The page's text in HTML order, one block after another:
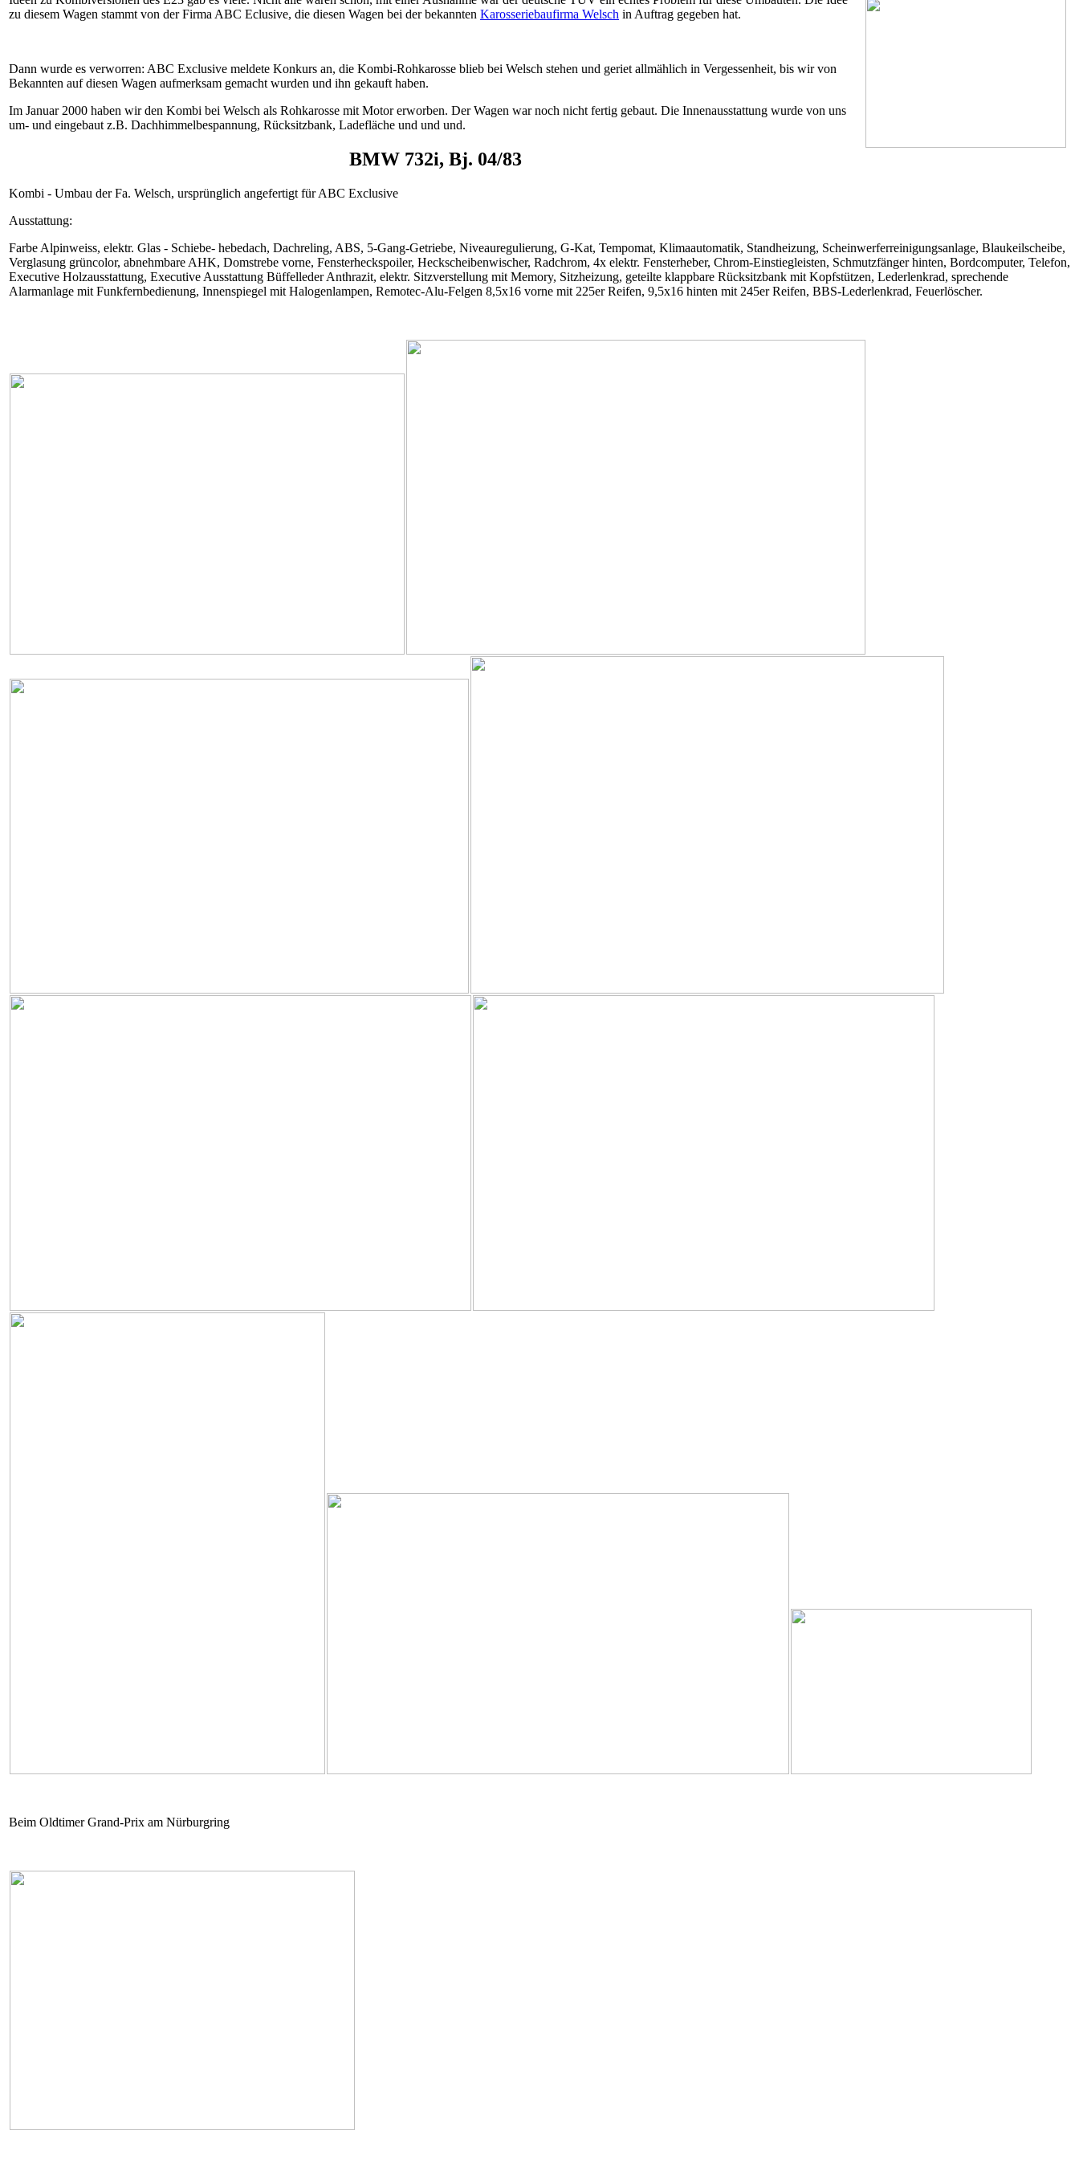
zu diesem Wagen stammt von der Firma ABC Eclusive, die diesen Wagen bei der bekannten Karosseriebaufirma Welsch in Auftrag gegeben hat.
Dann wurde es verworren: ABC Exclusive meldete Konkurs an, die Kombi-Rohkarosse blieb bei Welsch stehen und geriet allmählich in Vergessenheit, bis wir von
Bekannten auf diesen Wagen aufmerksam gemacht wurden und ihn gekauft haben.
Im Januar 2000 haben wir den Kombi bei Welsch als Rohkarosse mit Motor erworben. Der Wagen war noch nicht fertig gebaut. Die Innenausstattung wurde von uns
um- und eingebaut z.B. Dachhimmelbespannung, Rücksitzbank, Ladefläche und und und.
BMW 732i, Bj. 04/83
Kombi - Umbau der Fa. Welsch, ursprünglich angefertigt für ABC Exclusive
Ausstattung:
Farbe Alpinweiss, elektr. Glas - Schiebe- hebedach, Dachreling, ABS, 5-Gang-Getriebe, Niveauregulierung, G-Kat, Tempomat, Klimaautomatik, Standheizung, Scheinwerferreinigungsanlage, Blaukeilscheibe,
Verglasung grüncolor, abnehmbare AHK, Domstrebe vorne, Fensterheckspoiler, Heckscheibenwischer, Radchrom, 4x elektr. Fensterheber, Chrom-Einstiegleisten, Schmutzfänger hinten, Bordcomputer, Telefon,
Executive Holzausstattung, Executive Ausstattung Büffelleder Anthrazit, elektr. Sitzverstellung mit Memory, Sitzheizung, geteilte klappbare Rücksitzbank mit Kopfstützen, Lederlenkrad, sprechende
Alarmanlage mit Funkfernbedienung, Innenspiegel mit Halogenlampen, Remotec-Alu-Felgen 8,5x16 vorne mit 225er Reifen, 9,5x16 hinten mit 245er Reifen, BBS-Lederlenkrad, Feuerlöscher.
Beim Oldtimer Grand-Prix am Nürburgring